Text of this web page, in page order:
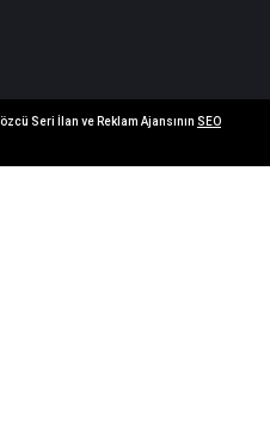
Seri İlan ve Reklam Ajansının SEO